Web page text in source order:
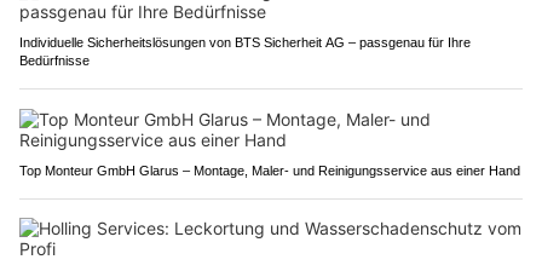
Individuelle Sicherheitslösungen von BTS Sicherheit AG – passgenau für Ihre
Bedürfnisse
Top Monteur GmbH Glarus – Montage, Maler- und Reinigungsservice aus einer Hand